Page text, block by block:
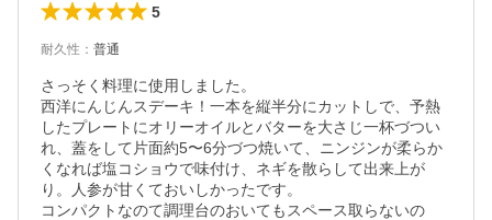
5
耐久性 ： 普通
さっそく料理に使用しました。
西洋にんじんスデーキ！一本を縦半分にカットしで、予熱
したプレートにオリーオイルとバターを大さじ一杯づつい
れ、蓋をして片面約5〜6分づつ焼いて、ニンジンが柔らか
くなれば塩コショウで味付け、ネギを散らして出来上が
り。人参が甘くておいしかったです。
コンパクトなのて調理台のおいてもスペース取らないの